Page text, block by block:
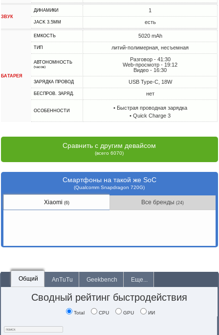
ЗВУК
ДИНАМИКИ 1
JACK 3.5MM есть
БАТАРЕЯ
ЕМКОСТЬ 5020 mAh
ТИП литий-полимерная, несъемная
АВТОНОМНОСТЬ
(часов)
Разговор - 41:30
Web-просмотр - 19:12
Видео - 16:30
ЗАРЯДКА ПРОВОД USB Type-C, 18W
БЕСПРОВ. ЗАРЯД. нет
ОСОБЕННОСТИ
• Быстрая проводная зарядка
• Quick Charge 3
Сравнить с другим девайсом
(всего 6070)
Смартфоны на такой же SoC
(Qualcomm Snapdragon 720G)
Xiaomi (6) Все бренды(24)
Общий AnTuTu Geekbench Еще...
Сводный рейтинг быстродействия
Total CPU GPU ИИ